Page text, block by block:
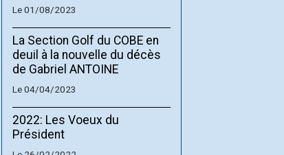
Le 01/08/2023
La Section Golf du COBE en
deuil à la nouvelle du décès
de Gabriel ANTOINE
Le 04/04/2023
2022: Les Voeux du
Président